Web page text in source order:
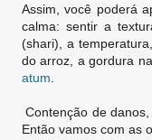
Assim, você poderá
calma: sentir a
(shari), a
do arroz, a gordura
atum
Contenção de
Então vamos com as